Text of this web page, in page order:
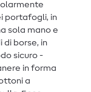
portafogli, in
sola mano e
di borse, in
sicuro -
in forma
a